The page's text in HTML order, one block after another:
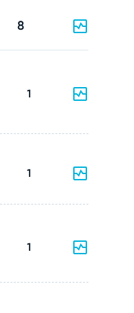
8
1
1
1